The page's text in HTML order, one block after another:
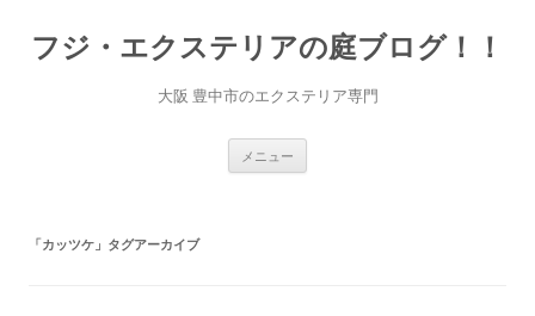
テ
ン
フジ・エクステリアの庭ブログ！！
大阪 豊中市のエクステリア専門
メニュー
「カッツケ 」タグアーカイブ